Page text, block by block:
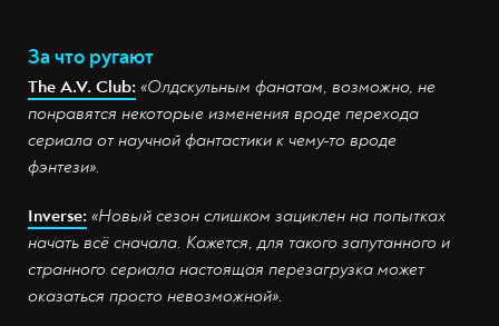
За что ругают
The A.V. Club: «Олдскульным фанатам, возможно, не
понравятся некоторые изменения вроде перехода
сериала от научной фантастики к чему-то вроде
фэнтези».
Inverse: «Новый сезон слишком зациклен на попытках
начать всё сначала. Кажется, для такого запутанного и
странного сериала настоящая перезагрузка может
оказаться просто невозможной».